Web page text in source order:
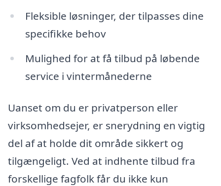
Fleksible løsninger, der tilpasses dine
specifikke behov
Mulighed for at få tilbud på løbende
service i vintermånederne
Uanset om du er privatperson eller
virksomhedsejer, er snerydning en vigtig
del af at holde dit område sikkert og
tilgængeligt. Ved at indhente tilbud fra
forskellige fagfolk får du ikke kun